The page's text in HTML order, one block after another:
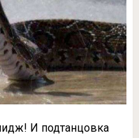
И подтанцовка